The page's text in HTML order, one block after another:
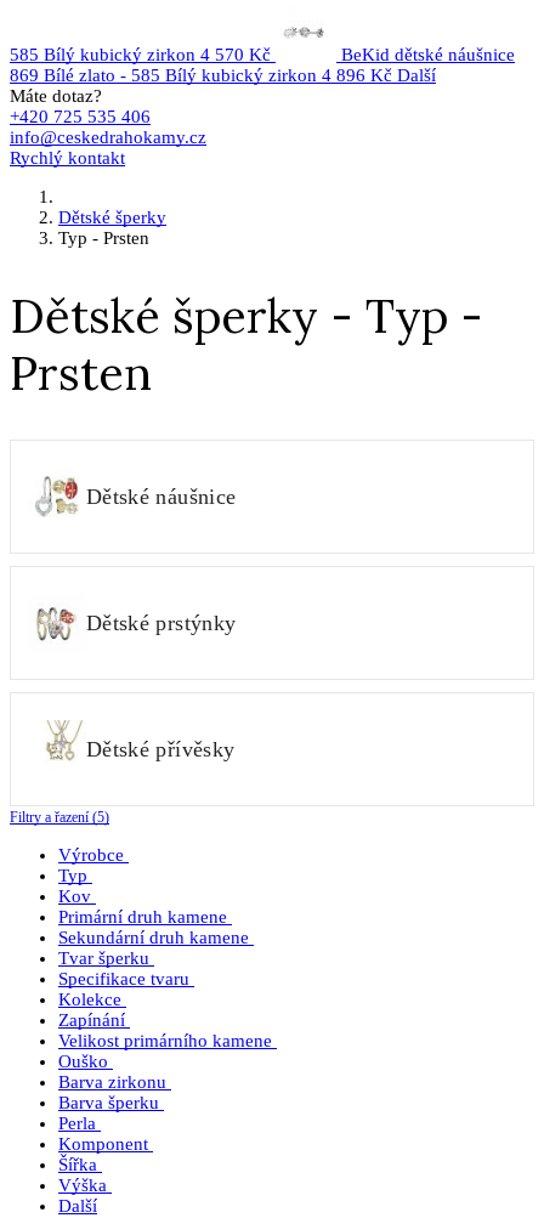
585 Bílý kubický zirkon 4 570 Kč
BeKid dětské náušnice
869 Bílé zlato - 585 Bílý kubický zirkon 4 896 Kč Další
Máte dotaz?
+420 725 535 406
info@ceskedrahokamy.cz
Rychlý kontakt
Dětské šperky
Typ - Prsten
Dětské šperky - Typ -
Prsten
Dětské náušnice
Dětské prstýnky
Dětské přívěsky
Filtry a řazení (5)
Výrobce
Typ
Kov
Primární druh kamene
Sekundární druh kamene
Tvar šperku
Specifikace tvaru
Kolekce
Zapínání
Velikost primárního kamene
Ouško
Barva zirkonu
Barva šperku
Perla
Komponent
Šířka
Výška
Další